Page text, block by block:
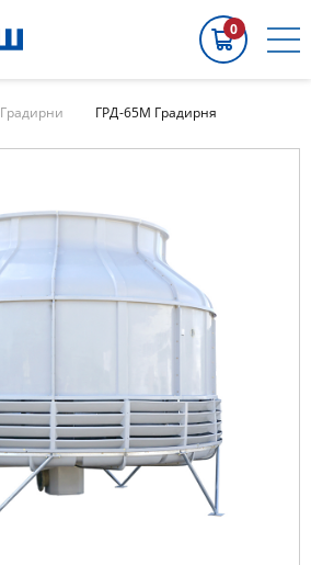
0
Градирни ГРД-65М Градирня